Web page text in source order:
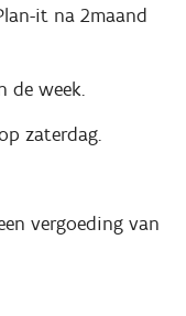
it na 2maand
de week.
zaterdag.
vergoeding van